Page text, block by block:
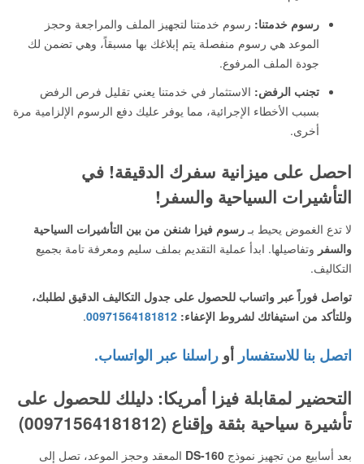
رسوم خدمتنا: رسوم خدمتنا لتجهيز الملف والمراجعة وحجز
الموعد هي رسوم منفصلة يتم إبلاغك بها مسبقاً، وهي تضمن لك
جودة الملف المرفوع.
تجنب الرفض: الاستثمار في خدمتنا يعني تقليل فرص الرفض
بسبب الأخطاء الإجرائية، مما يوفر عليك دفع الرسوم الإلزامية مرة
أخرى.
احصل على ميزانية سفرك الدقيقة! في
التأشيرات السياحية والسفر!
لا تدع الغموض يحيط بـ رسوم فيزا شنغن من بين التأشيرات السياحية
والسفر وتفاصيلها. ابدأ عملية التقديم بملف سليم ومعرفة تامة بجميع
التكاليف.
تواصل فوراً عبر واتساب للحصول على جدول التكاليف الدقيق لطلبك،
وللتأكد من استيفائك لشروط الإعفاء: 00971564181812
.
اتصل بنا للاستفسار أو راسلنا عبر الواتساب.
التحضير لمقابلة فيزا أمريكا: دليلك للحصول على
تأشيرة سياحية بثقة وإقناع (00971564181812)
بعد أسابيع من تجهيز نموذج DS-160 المعقد وحجز الموعد، تصل إلى